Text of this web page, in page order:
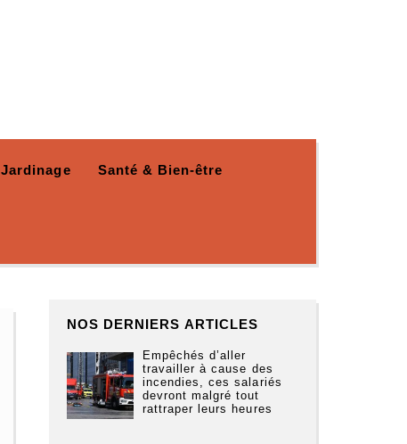
Jardinage Santé & Bien-être
NOS DERNIERS ARTICLES
Empêchés d’aller
travailler à cause des
incendies, ces salariés
devront malgré tout
rattraper leurs heures